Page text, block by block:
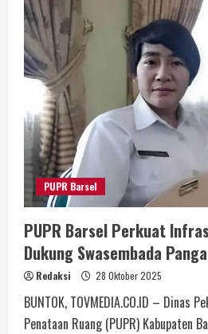
PUPR Barsel
PUPR Barsel Perkuat
Dukung Swasembada
Redaksi 28 Oktober 2025
BUNTOK, TOVMEDIA.CO.ID – Dinas
Penataan Ruang (PUPR) Kabupaten